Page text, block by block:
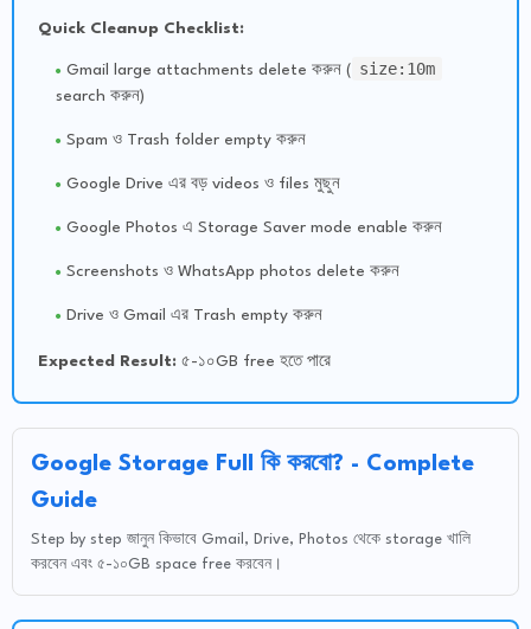
Quick Cleanup Checklist:
Gmail large attachments delete করুন ( size:10m
search করুন)
Spam ও Trash folder empty করুন
Google Drive এর বড় videos ও files মুছুন
Google Photos এ Storage Saver mode enable করুন
Screenshots ও WhatsApp photos delete করুন
Drive ও Gmail এর Trash empty করুন
Expected Result: ৫-১০GB free হতে পারে
Google Storage Full কি করবো? - Complete
Guide
Step by step জানুন কিভাবে Gmail, Drive, Photos থেকে storage খালি
করবেন এবং ৫-১০GB space free করবেন।